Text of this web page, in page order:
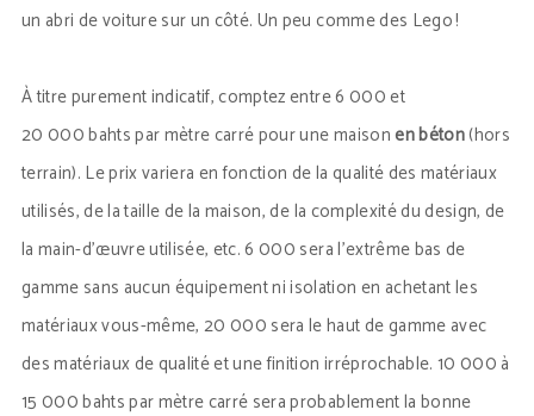
un abri de voiture sur un côté. Un peu comme des Lego !
À titre purement indicatif, comptez entre 6 000 et
20 000 bahts par mètre carré pour une maisonen béton(hors
terrain). Le prix variera en fonction de la qualité des matériaux
utilisés, de la taille de la maison, de la complexité du design, de
la main-d’œuvre utilisée, etc. 6 000 sera l’extrême bas de
gamme sans aucun équipement ni isolation en achetant les
matériaux vous-même, 20 000 sera le haut de gamme avec
des matériaux de qualité et une finition irréprochable. 10 000 à
15 000 bahts par mètre carré sera probablement la bonne